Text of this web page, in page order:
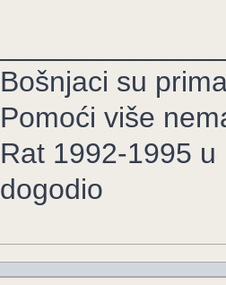
Bošnjaci su
Pomoći više
Rat 1992-1995
dogodio